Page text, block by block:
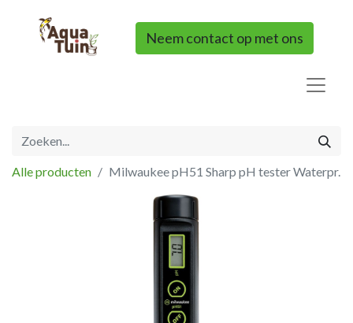
Neem contact op met ons
Alle producten Milwaukee pH51 Sharp pH tester Waterpr.